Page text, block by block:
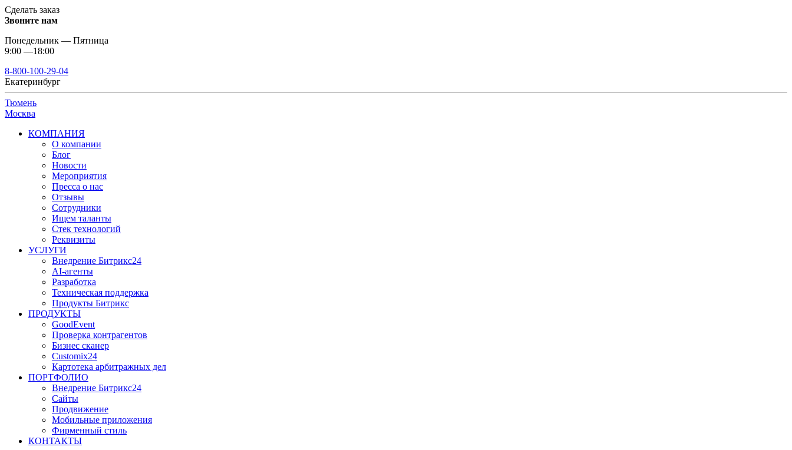
Сделать заказ
Звоните нам
Понедельник — Пятница
9:00 —18:00
8-800-100-29-04
Екатеринбург
Тюмень
Москва
КОМПАНИЯ
О компании
Блог
Новости
Мероприятия
Пресса о нас
Отзывы
Сотрудники
Ищем таланты
Стек технологий
Реквизиты
УСЛУГИ
Внедрение Битрикс24
AI-агенты
Разработка
Техническая поддержка
Продукты Битрикс
ПРОДУКТЫ
GoodEvent
Проверка контрагентов
Бизнес сканер
Customix24
Картотека арбитражных дел
ПОРТФОЛИО
Внедрение Битрикс24
Сайты
Продвижение
Мобильные приложения
Фирменный стиль
КОНТАКТЫ